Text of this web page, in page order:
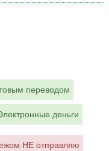
переводом
деньги
НЕ отправляю